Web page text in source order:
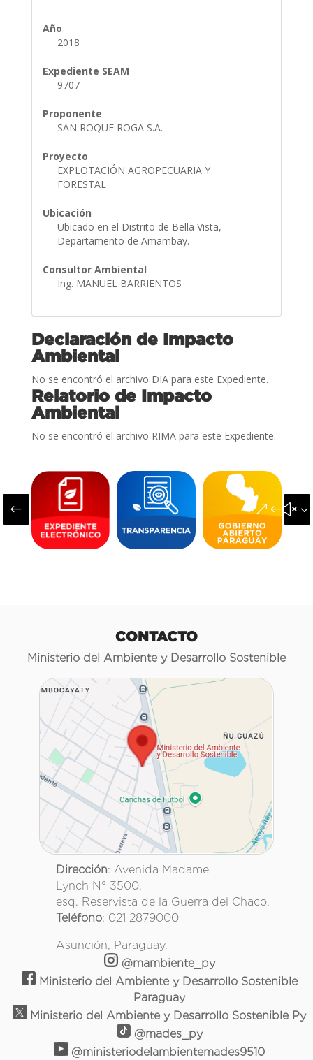
Año
2018
Expediente SEAM
9707
Proponente
SAN ROQUE ROGA S.A.
Proyecto
EXPLOTACIÓN AGROPECUARIA Y
FORESTAL
Ubicación
Ubicado en el Distrito de Bella Vista,
Departamento de Amambay.
Consultor Ambiental
Ing. MANUEL BARRIENTOS
Declaración de Impacto
Ambiental
No se encontró el archivo DIA para este Expediente.
Relatorio de Impacto
Ambiental
No se encontró el archivo RIMA para este Expediente.
#
CONTACTO
Ministerio del Ambiente y Desarrollo Sostenible
Dirección: Avenida Madame
Lynch N° 3500.
esq. Reservista de la Guerra del Chaco.
Teléfono: 021 2879000
Asunción, Paraguay.
@mambiente_py
Ministerio del Ambiente y Desarrollo Sostenible
Paraguay
Ministerio del Ambiente y Desarrollo Sostenible Py
@mades_py
@ministeriodelambientemades9510